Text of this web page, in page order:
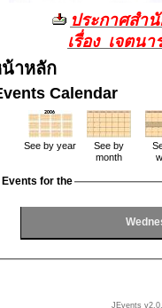
ประกาศสำ
เรื่อง เจตน
าหลัก
Calendar
See by year
See by
month
Events for the
JEvents